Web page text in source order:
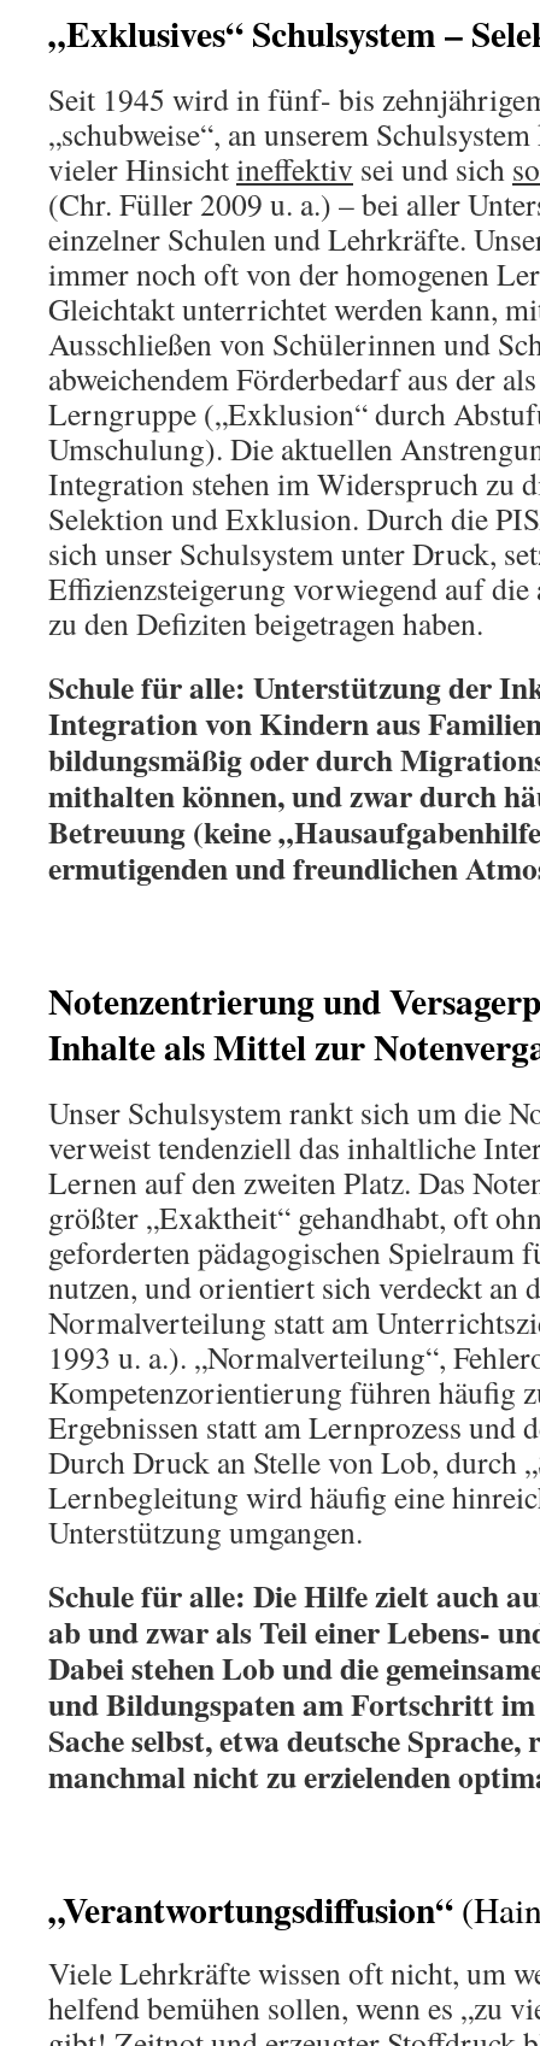
„Exklusives“ Schulsystem –
Seit 1945 wird in fünf- bis
„schubweise“, an unserem
vieler Hinsichtineffektiv sei und sich
(Chr. Füller 2009 u. a.) – bei aller
einzelner Schulen und Lehrkräfte.
immer noch oft von der homogenen
Gleichtakt unterrichtet werden kann,
Ausschließen von Schülerinnen und
abweichendem Förderbedarf aus der
Lerngruppe („Exklusion“ durch
Umschulung). Die aktuellen
Integration stehen im Widerspruch zu
Selektion und Exklusion. Durch die
sich unser Schulsystem unter Druck,
Effizienzsteigerung vorwiegend auf
zu den Defiziten beigetragen haben.
Schule für alle: Unterstützung der
Integration von Kindern aus
bildungsmäßig oder durch
mithalten können, und zwar durch
Betreuung (keine
ermutigenden und freundlichen
Notenzentrierung und
Inhalte als Mittel zur
Unser Schulsystem rankt sich um die
verweist tendenziell das inhaltliche
Lernen auf den zweiten Platz. Das
größter „Exaktheit“ gehandhabt, oft
geforderten pädagogischen Spielraum
nutzen, und orientiert sich verdeckt an
Normalverteilung statt am
1993 u. a.). „Normalverteilung“,
Kompetenzorientierung führen häufig
Ergebnissen statt am Lernprozess und
Durch Druck an Stelle von Lob, durch
Lernbegleitung wird häufig eine
Unterstützung umgangen.
Schule für alle: Die Hilfe zielt auch
ab und zwar als Teil einer Lebens-
Dabei stehen Lob und die
und Bildungspaten am Fortschritt
Sache selbst, etwa deutsche
manchmal nicht zu erzielenden
„Verantwortungsdiffusion“
Viele Lehrkräfte wissen oft nicht, um
helfend bemühen sollen, wenn es „zu